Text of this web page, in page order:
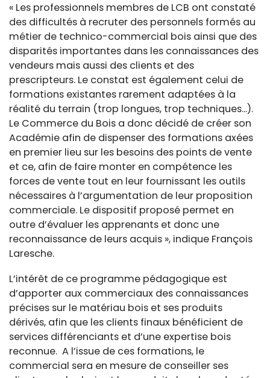
« Les professionnels membres de LCB ont constaté
des difficultés à recruter des personnels formés au
métier de technico-commercial bois ainsi que des
disparités importantes dans les connaissances des
vendeurs mais aussi des clients et des
prescripteurs. Le constat est également celui de
formations existantes rarement adaptées à la
réalité du terrain (trop longues, trop techniques...).
Le Commerce du Bois a donc décidé de créer son
Académie afin de dispenser des formations axées
en premier lieu sur les besoins des points de vente
et ce, afin de faire monter en compétence les
forces de vente tout en leur fournissant les outils
nécessaires à l’argumentation de leur proposition
commerciale. Le dispositif proposé permet en
outre d’évaluer les apprenants et donc une
reconnaissance de leurs acquis », indique François
Laresche.
L’intérêt de ce programme pédagogique est
d’apporter aux commerciaux des connaissances
précises sur le matériau bois et ses produits
dérivés, afin que les clients finaux bénéficient de
services différenciants et d’une expertise bois
reconnue. A l’issue de ces formations, le
commercial sera en mesure de conseiller ses